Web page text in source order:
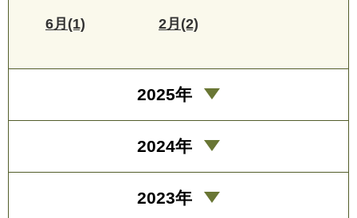
6月(1) 2月(2)
2025年
2024年
2023年